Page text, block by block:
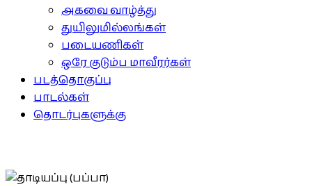
அகவை வாழ்த்து
துயிலுமில்லங்கள்
படையணிகள்
ஒரே குடும்ப மாவீரர்கள்
படத்தொகுப்பு
பாடல்கள்
தொடர்புகளுக்கு